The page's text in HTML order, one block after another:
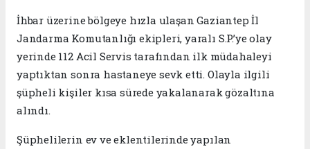
İhbar üzerine bölgeye hızla ulaşan Gaziantep İl
Jandarma Komutanlığı ekipleri, yaralı S.P.’ye olay
yerinde 112 Acil Servis tarafından ilk müdahaleyi
yaptıktan sonra hastaneye sevk etti. Olayla ilgili
şüpheli kişiler kısa sürede yakalanarak gözaltına
alındı.
Şüphelilerin ev ve eklentilerinde yapılan